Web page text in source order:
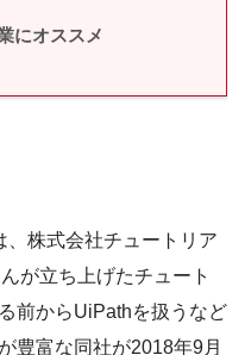
にオススメ
、株式会社チュートリア
が立ち上げたチュート
前からUiPathを扱うなど
豊富な同社が2018年9月